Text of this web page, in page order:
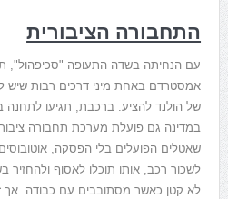
התחבורה הציבורית
עם הנחיתה בשדה התעופה "סכיפהול",
אמסטרדם באחת מיני דרכים רבות שיש
במדינה גם פועלת מערכת תחבורה
שאטלים הפועלים בלי הפסקה,
לשכור רכב, אותו תוכלו לאסוף ולהחזיר
לא קטן כאשר מסתובבים עם כבודה. אך